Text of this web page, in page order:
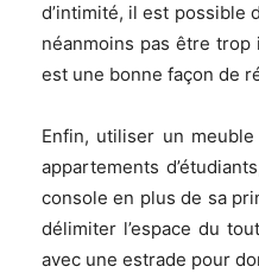
d’intimité, il est possible
néanmoins pas être
est une bonne façon de
Enfin, utiliser un
appartements
console en plus de sa
délimiter l’espace du
avec une estrade pour